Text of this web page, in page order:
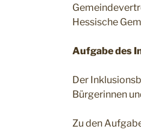
Hessische
Aufgabe des
Der
Bürgerinnen
Zu den